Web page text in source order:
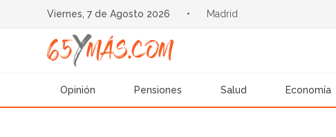
Viernes, 7 de Agosto 2026 • Madrid
Opinión Pensiones Salud Economía